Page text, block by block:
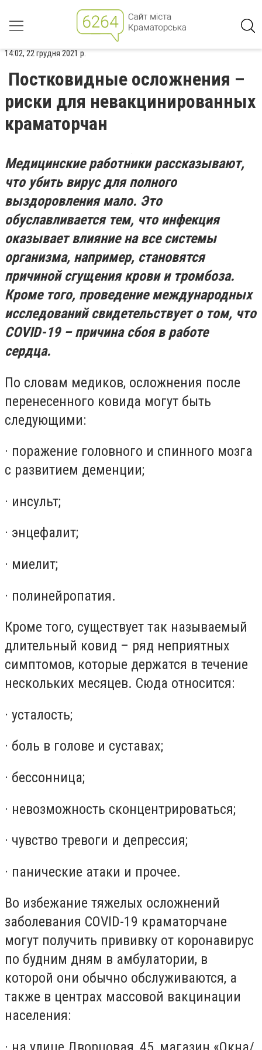
14:02, 22 грудня 2021 р.
Постковидные осложнения –
риски для невакцинированных
краматорчан
Медицинские работники рассказывают,
что убить вирус для полного
выздоровления мало. Это
обуславливается тем, что инфекция
оказывает влияние на все системы
организма, например, становятся
причиной сгущения крови и тромбоза.
Кроме того, проведение международных
исследований свидетельствует о том, что
COVID-19 – причина сбоя в работе
сердца.
По словам медиков, осложнения после
перенесенного ковида могут быть
следующими:
· поражение головного и спинного мозга
с развитием деменции;
· инсульт;
· энцефалит;
· миелит;
· полинейропатия.
Кроме того, существует так называемый
длительный ковид – ряд неприятных
симптомов, которые держатся в течение
нескольких месяцев. Сюда относится:
· усталость;
· боль в голове и суставах;
· бессонница;
· невозможность сконцентрироваться;
· чувство тревоги и депрессия;
· панические атаки и прочее.
Во избежание тяжелых осложнений
заболевания COVID-19 краматорчане
могут получить прививку от коронавирус
по будним дням в амбулатории, в
которой они обычно обслуживаются, а
также в центрах массовой вакцинации
населения: